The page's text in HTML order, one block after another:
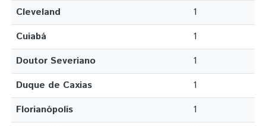
Cleveland
1
Cuiabá
1
Doutor Severiano
1
Duque de Caxias
1
Florianópolis
1